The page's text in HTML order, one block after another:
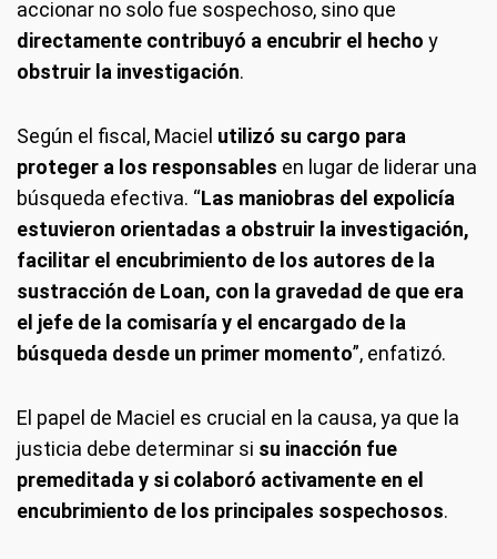
accionar no solo fue sospechoso, sino que
directamente contribuyó a encubrir el hecho y
obstruir la investigación.
Según el fiscal, Maciel utilizó su cargo para
proteger a los responsables en lugar de liderar una
búsqueda efectiva. “Las maniobras del expolicía
estuvieron orientadas a obstruir la investigación,
facilitar el encubrimiento de los autores de la
sustracción de Loan, con la gravedad de que era
el jefe de la comisaría y el encargado de la
búsqueda desde un primer momento”, enfatizó.
El papel de Maciel es crucial en la causa, ya que la
justicia debe determinar si su inacción fue
premeditada y si colaboró activamente en el
encubrimiento de los principales sospechosos.